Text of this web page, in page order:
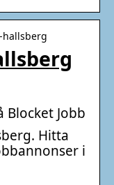
hallsberg
Blocket Jobb
Hitta
i